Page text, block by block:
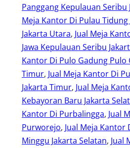
Panggang Kepulauan Seribu
Meja Kantor Di Pulau
Jakarta Utara, Jual Meja
Jawa Kepulauan Seribu
Kantor Di Pulo Gadung Pulo
Timur, Jual Meja Kantor Di
Jakarta Timur, Jual Meja
Kebayoran Baru Jakarta
Kantor Di Purbalingga, Jual
Purworejo, Jual Meja Kantor
Minggu Jakarta Selatan, Jual